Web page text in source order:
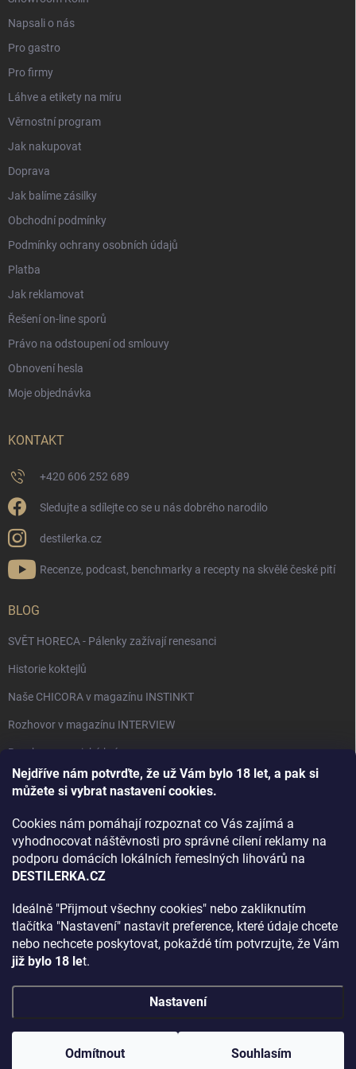
Nejdříve nám potvrďte, že už Vám bylo 18 let, a pak si
můžete si vybrat nastavení cookies.
Cookies nám pomáhají rozpoznat co Vás zajímá a
vyhodnocovat náštěvnosti pro správné cílení reklamy na
podporu domácích lokálních řemeslných lihovárů na
DESTILERKA.CZ
Ideálně "Přijmout všechny cookies" nebo zakliknutím
tlačítka "Nastavení" nastavit preference, které údaje chcete
nebo nechcete poskytovat, pokaždé tím potvrzujte, že Vám
již bylo 18 let.
Nastavení
Odmítnout Souhlasím
Napsali o nás
Pro gastro
Pro firmy
Láhve a etikety na míru
Věrnostní program
Jak nakupovat
Doprava
Jak balíme zásilky
Obchodní podmínky
Podmínky ochrany osobních údajů
Platba
Jak reklamovat
Řešení on-line sporů
Právo na odstoupení od smlouvy
Obnovení hesla
Moje objednávka
KONTAKT
+420 606 252 689
Sledujte a sdílejte co se u nás dobrého narodilo
destilerka.cz
Recenze, podcast, benchmarky a recepty na skvělé české pití
BLOG
SVĚT HORECA - Pálenky zažívají renesanci
Historie koktejlů
Naše CHICORA v magazínu INSTINKT
Rozhovor v magazínu INTERVIEW
Bourbon, americká krása.
Napsali v TÝDNU o naší práci
Rozhovor s DESTILERKA.CZ v magazínu DRINKING-CAT
Jak vybrat dárek na Vánoce
Archiv
Copyright 2026DESTILERKA.CZ. Všechna práva vyhrazena.Upravit